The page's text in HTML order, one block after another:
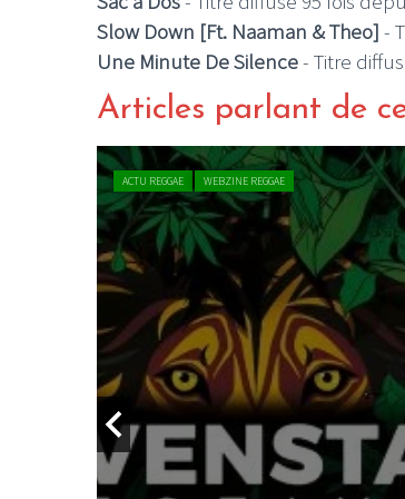
Slow Down [Ft. Naaman & Theo] -
Une Minute De Silence- Titre
Articles parlant de
ACTU REGGAE WEBZINE REGGAE